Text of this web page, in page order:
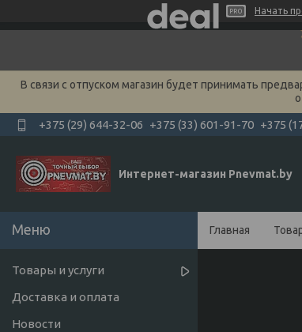
Начать
В связи с отпуском магазин будет принимать
+375 (29) 644-32-06 +375 (33) 601-91-70 +375
Интернет-магазин Pnevmat.by
Главная
Товары и услуги
Доставка и оплата
Новости